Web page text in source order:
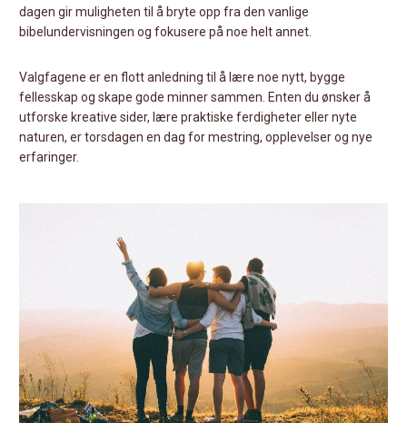
dagen gir muligheten til å bryte opp fra den vanlige
bibelundervisningen og fokusere på noe helt annet.
Valgfagene er en flott anledning til å lære noe nytt, bygge
fellesskap og skape gode minner sammen. Enten du ønsker å
utforske kreative sider, lære praktiske ferdigheter eller nyte
naturen, er torsdagen en dag for mestring, opplevelser og nye
erfaringer.